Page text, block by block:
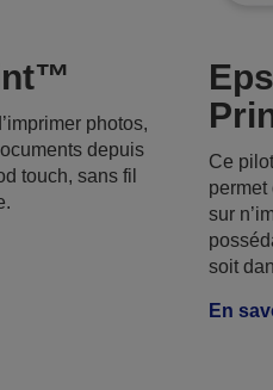
photos,
depuis
touch, sans fil
Ce
permet
sur
soit
En